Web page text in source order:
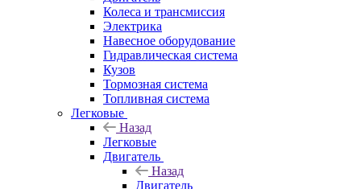
Колеса и трансмиссия
Электрика
Навесное оборудование
Гидравлическая система
Кузов
Тормозная система
Топливная система
Легковые
Назад
Легковые
Двигатель
Назад
Двигатель